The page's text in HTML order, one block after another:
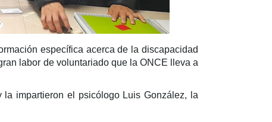
específica acerca de la discapacidad
labor de voluntariado que la ONCE lleva a
impartieron el psicólogo Luis González, la